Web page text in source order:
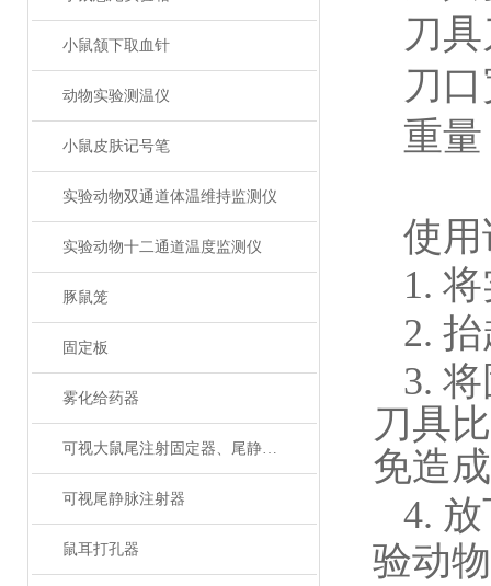
小鼠颔下取血针
动物实验测温仪
小鼠皮肤记号笔
实验动物双通道体温维持监测仪
实验动物十二通道温度监测仪
豚鼠笼
固定板
雾化给药器
可视大鼠尾注射固定器、尾静脉注射
可视尾静脉注射器
鼠耳打孔器
刀
刀
重
使
1. 将
2. 抬
3. 将
刀具
免造
4.
验动